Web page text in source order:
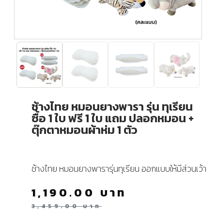
ช้างไทย หมอนยางพารา รุ่น ทุเรียน
ซื้อ 1 ใบ ฟรี 1 ใบ แถม ปลอกหมอน +
ตุ๊กตาหมอนผ้าห่ม 1 ตัว
ช้างไทย หมอนยางพารารุ่นทุเรียน ออกแบบให้มีส่วนเว้า
3,459.00บาท
1,190.00 บาท